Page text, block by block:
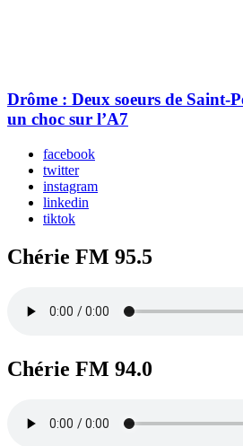
Drôme : Deux soeurs de Saint-
un choc sur l’A7
facebook
twitter
instagram
linkedin
tiktok
Chérie FM 95.5
Chérie FM 94.0